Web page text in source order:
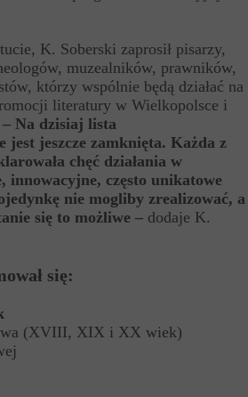
K. Soberski zaprosił pisarzy,
muzealników, prawników,
którzy wspólnie będą działać na
literatury w Wielkopolsce i
– Na dzisiaj lista
jest jeszcze zamknięta. Każda z
chęć działania w
innowacyjne, często unikatowe
nie mogliby zrealizować, a
się to możliwe – dodaje K.
się:
(XVIII, XIX i XX wiek)